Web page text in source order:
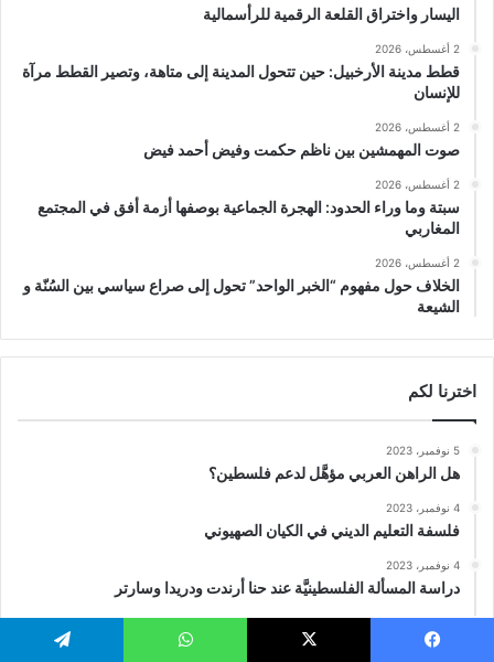
اليسار واختراق القلعة الرقمية للرأسمالية
2 أغسطس، 2026
قطط مدينة الأرخبيل: حين تتحول المدينة إلى متاهة، وتصير القطط مرآة
للإنسان
2 أغسطس، 2026
صوت المهمشين بين ناظم حكمت وفيض أحمد فيض
2 أغسطس، 2026
سبتة وما وراء الحدود: الهجرة الجماعية بوصفها أزمة أفق في المجتمع
المغاربي
2 أغسطس، 2026
الخلاف حول مفهوم “الخبر الواحد” تحول إلى صراع سياسي بين السُنّة و
الشيعة
اخترنا لكم
5 نوفمبر، 2023
هل الراهن العربي مؤهَّل لدعم فلسطين؟
4 نوفمبر، 2023
فلسفة التعليم الديني في الكيان الصهيوني
4 نوفمبر، 2023
دراسة المسألة الفلسطينيَّة عند حنا أرندت ودريدا وسارتر
كيف حطَّم طوفان الأقصى الافتراضات حول الصراع الفلسطيني